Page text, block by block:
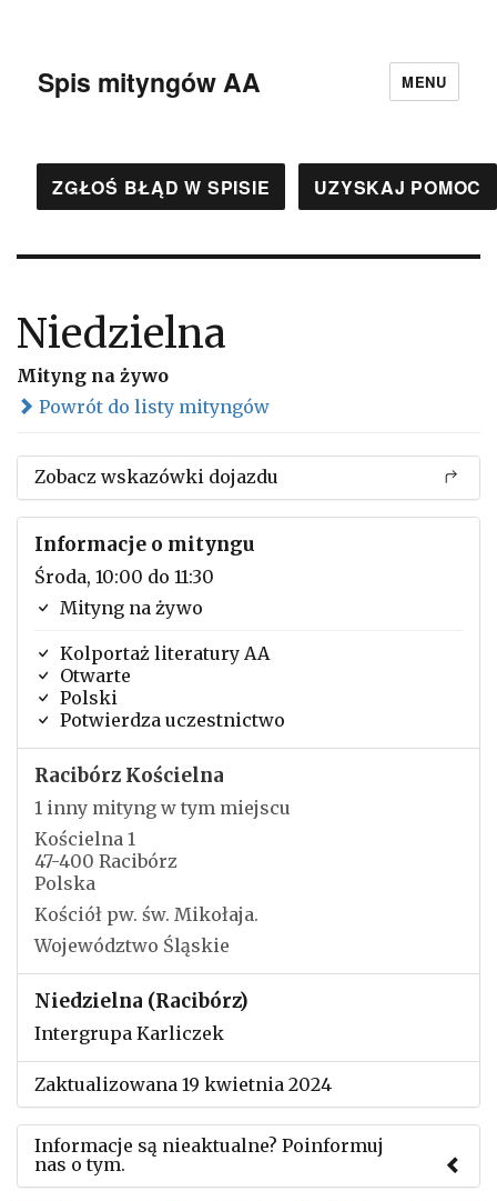
Spis mityngów AA MENU
ZGŁOŚ BŁĄD W SPISIE UZYSKAJ POMOC
Niedzielna
Mityng na żywo
Powrót do listy mityngów
Zobacz wskazówki dojazdu
Informacje o mityngu
Środa, 10:00 do 11:30
Mityng na żywo
Kolportaż literatury AA
Otwarte
Polski
Potwierdza uczestnictwo
Racibórz Kościelna
1 inny mityng w tym miejscu
Kościelna 1
47-400 Racibórz
Polska
Kościół pw. św. Mikołaja.
Województwo Śląskie
Niedzielna (Racibórz)
Intergrupa Karliczek
Zaktualizowana 19 kwietnia 2024
Informacje są nieaktualne? Poinformuj
nas o tym.